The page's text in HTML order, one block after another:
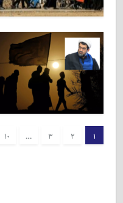
1
2
3
…
10